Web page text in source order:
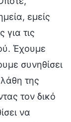
εμείς
για τις
Έχουμε
συνηθίσει
της
τον δικό
να